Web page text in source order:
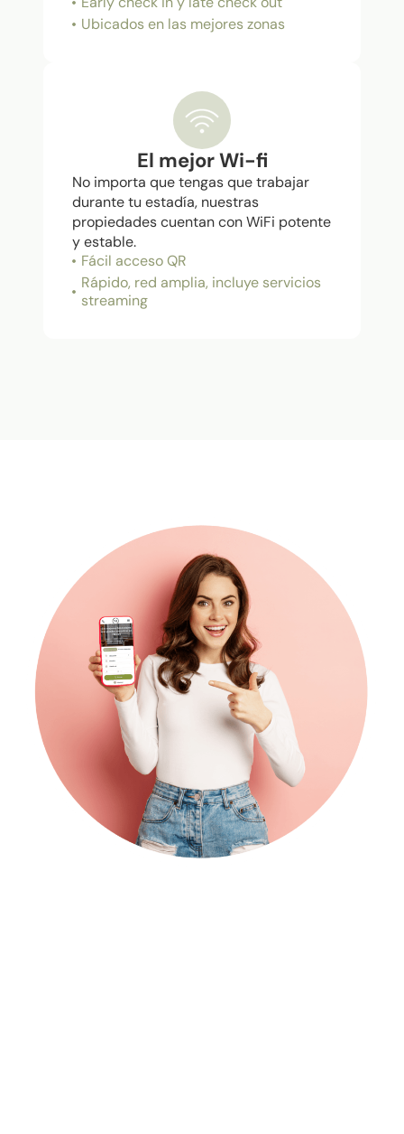
Ubicados en las mejores zonas
El mejor Wi-fi
No importa que tengas que trabajar
durante tu estadía, nuestras
propiedades cuentan con WiFi potente
y estable.
Fácil acceso QR
Rápido, red amplia, incluye servicios
streaming